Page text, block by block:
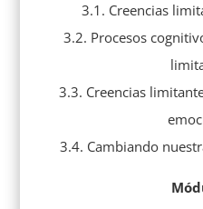
3.1. Creencias
3.2. Procesos
3.3. Creencias
3.4. Cambiando